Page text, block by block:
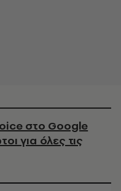
στο Google
για όλες τις